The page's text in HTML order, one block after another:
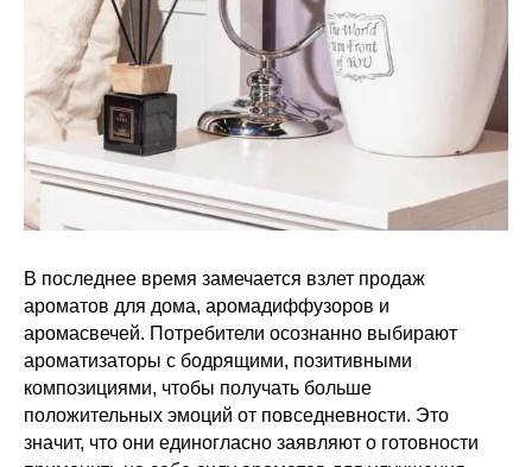
В последнее время замечается взлет продаж
ароматов для дома, аромадиффузоров и
аромасвечей. Потребители осознанно выбирают
ароматизаторы с бодрящими, позитивными
композициями, чтобы получать больше
положительных эмоций от повседневности. Это
значит, что они единогласно заявляют о готовности